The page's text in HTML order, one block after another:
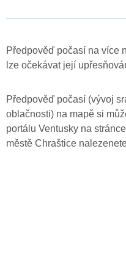
Předpověď počasí na více
lze očekávat její
Předpověď počasí (vývoj
oblačnosti) na mapě si
portálu Ventusky na stránce
městě Chraštice